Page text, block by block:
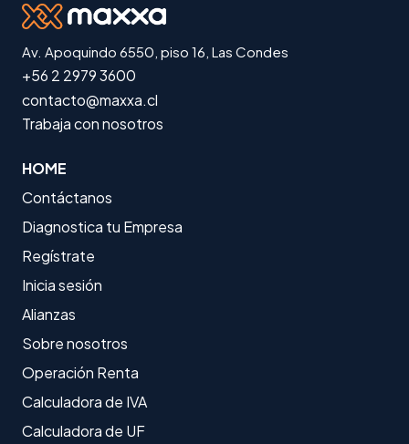
Av. Apoquindo 6550, piso 16, Las Condes
+56 2 2979 3600
contacto@maxxa.cl
Trabaja con nosotros
HOME
Contáctanos
Diagnostica tu Empresa
Regístrate
Inicia sesión
Alianzas
Sobre nosotros
Operación Renta
Calculadora de IVA
Calculadora de UF